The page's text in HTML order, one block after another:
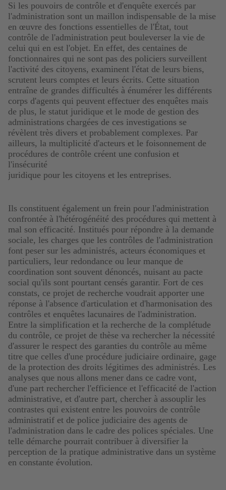
Si les pouvoirs de contrôle et d'enquête exercés par
l'administration sont un maillon indispensable de la mise
en œuvre des fonctions essentielles de l'État, tout
contrôle de l'administration peut bouleverser la vie de
celui qui en est l'objet. En effet, des centaines de
fonctionnaires qui ne sont pas des policiers surveillent
l'activité des citoyens, examinent l'état de leurs biens,
scrutent leurs comptes et leurs écrits. Cette situation
entraîne de grandes difficultés à énumérer les différents
corps d'agents qui peuvent effectuer des enquêtes mais
de plus, le statut juridique et le mode de gestion des
administrations chargées de ces investigations se
révèlent très divers et probablement complexes. Par
ailleurs, la multiplicité d'acteurs et le foisonnement de
procédures de contrôle créent une confusion et
l'insécurité
juridique pour les citoyens et les entreprises.
Ils constituent également un frein pour l'administration
confrontée à l'hétérogénéité des procédures qui mettent à
mal son efficacité. Institués pour répondre à la demande
sociale, les charges que les contrôles de l'administration
font peser sur les administrés, acteurs économiques et
particuliers, leur redondance ou leur manque de
coordination sont souvent dénoncés, nuisant au pacte
social qu'ils sont pourtant censés garantir. Fort de ces
constats, ce projet de recherche voudrait apporter une
réponse à l'absence d'articulation et d'harmonisation des
contrôles et enquêtes lacunaires de l'administration.
Entre la simplification et la recherche de la complétude
du contrôle, ce projet de thèse va rechercher la nécessité
d'assurer le respect des garanties du contrôle au même
titre que celles d'une procédure judiciaire ordinaire, gage
de la protection des droits légitimes des administrés. Les
analyses que nous allons mener dans ce cadre vont,
d'une part rechercher l'efficience et l'efficacité de l'action
administrative, et d'autre part, chercher à assouplir les
contrastes qui existent entre les pouvoirs de contrôle
administratif et de police judiciaire des agents de
l'administration dans le cadre des polices spéciales. Une
telle démarche pourrait contribuer à diversifier la
perception de la pratique administrative dans un système
en constante évolution.